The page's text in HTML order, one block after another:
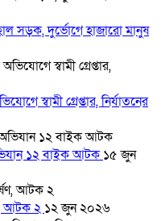
সড়ক, দুর্ভোগে হাজারো মানুষ
স্বামী গ্রেপ্তার, নির্যাতনের
১২ বাইক আটক ১৫ জুন
আটক ২ ১২ জুন ২০২৬